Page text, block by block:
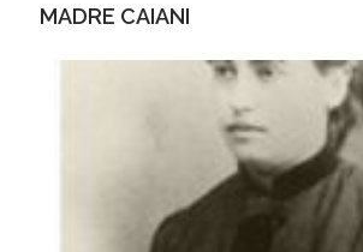
MADRE CAIANI